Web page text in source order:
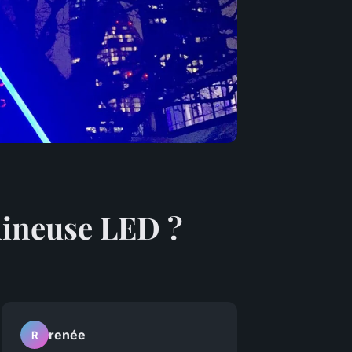
LED ?
R renée